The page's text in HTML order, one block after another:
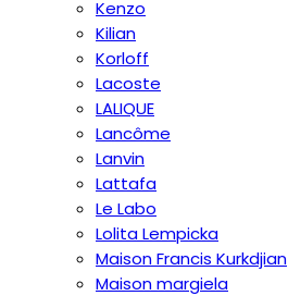
Kenzo
Kilian
Korloff
Lacoste
LALIQUE
Lancôme
Lanvin
Lattafa
Le Labo
Lolita Lempicka
Maison Francis Kurkdjian
Maison margiela